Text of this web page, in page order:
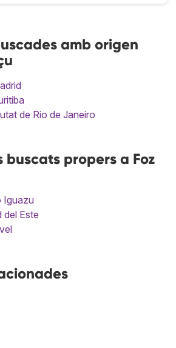
amb origen
de Rio de Janeiro
buscats propers a Foz
Iguazu
del Este